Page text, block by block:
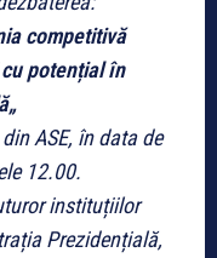
competitivă
potențial în
„
ASE, în data de
12.00.
instituțiilor
Prezidențială,